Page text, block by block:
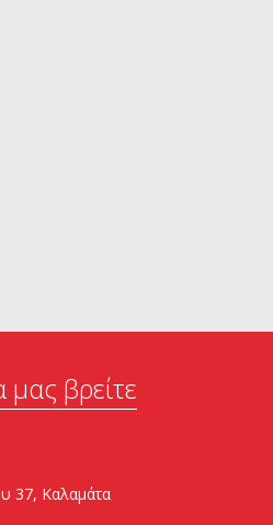
βρείτε
37, Καλαμάτα